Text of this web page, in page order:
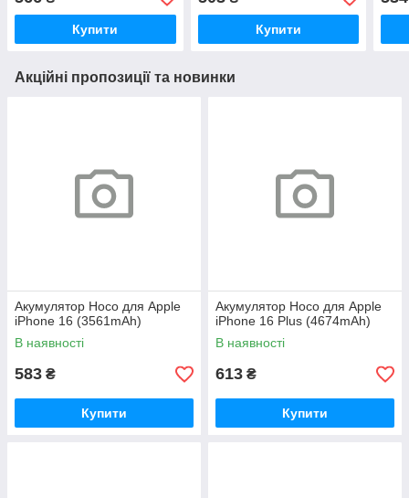
Купити Купити
Акційні пропозиції та новинки
Акумулятор Hoco для Apple
iPhone 16 (3561mAh)
В наявності
583 ₴
Купити
Акумулятор Hoco для Apple
iPhone 16 Plus (4674mAh)
В наявності
613 ₴
Купити